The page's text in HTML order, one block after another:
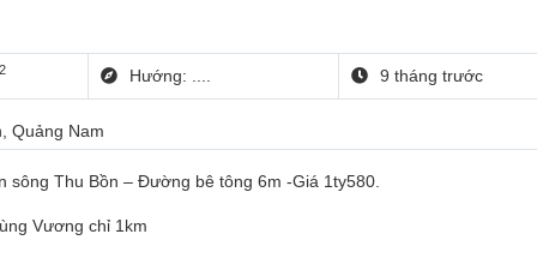
2 Hướng: .... 9 tháng trước
Quảng Nam
Thu Bồn – Đường bê tông 6m -Giá 1ty580.
Vương chỉ 1km